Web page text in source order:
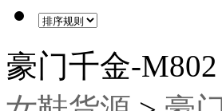
豪门千金-M802